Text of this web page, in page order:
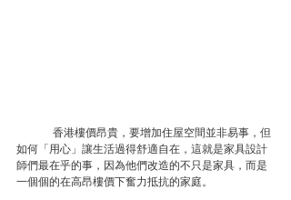
如何「用心」讓生活過得舒適自在，這就是家具設計
師們最在乎的事，因為他們改造的不只是家具，而是
一個個的在高昂樓價下奮力抵抗的家庭。